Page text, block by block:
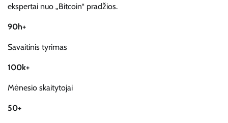
ekspertai nuo „Bitcoin“ pradžios.
90h+
Savaitinis tyrimas
100k+
Mėnesio skaitytojai
50+